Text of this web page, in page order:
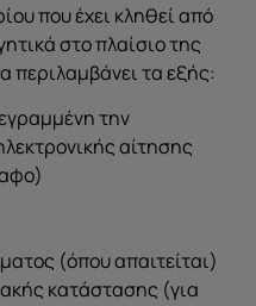
που έχει κληθεί από
στο πλαίσιο της
περιλαμβάνει τα εξής:
την
αίτησης
(όπου απαιτείται)
κατάστασης (για